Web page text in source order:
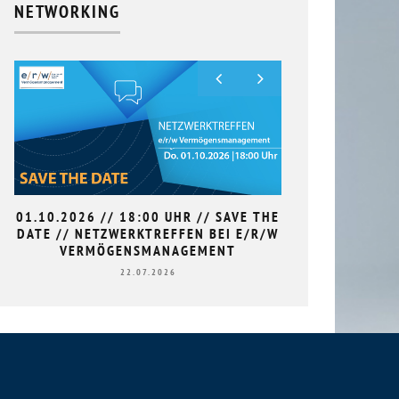
NETWORKING
01.10.2026 // 18:00 UHR // SAVE THE
DATE // NETZWERKTREFFEN BEI E/R/W
VERMÖGENSMANAGEMENT
22.07.2026